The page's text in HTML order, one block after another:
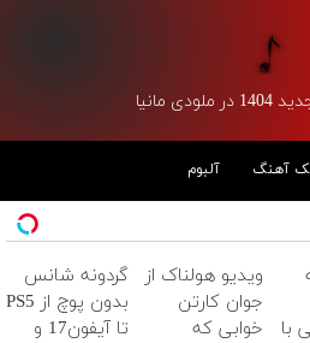
مانیا
آهنگ آلبوم
با
ویدیو هولناک از
جوان کارتن
خوابی که
گردونه شانس
بدون پوچ از PS5
تا آیفون17 و